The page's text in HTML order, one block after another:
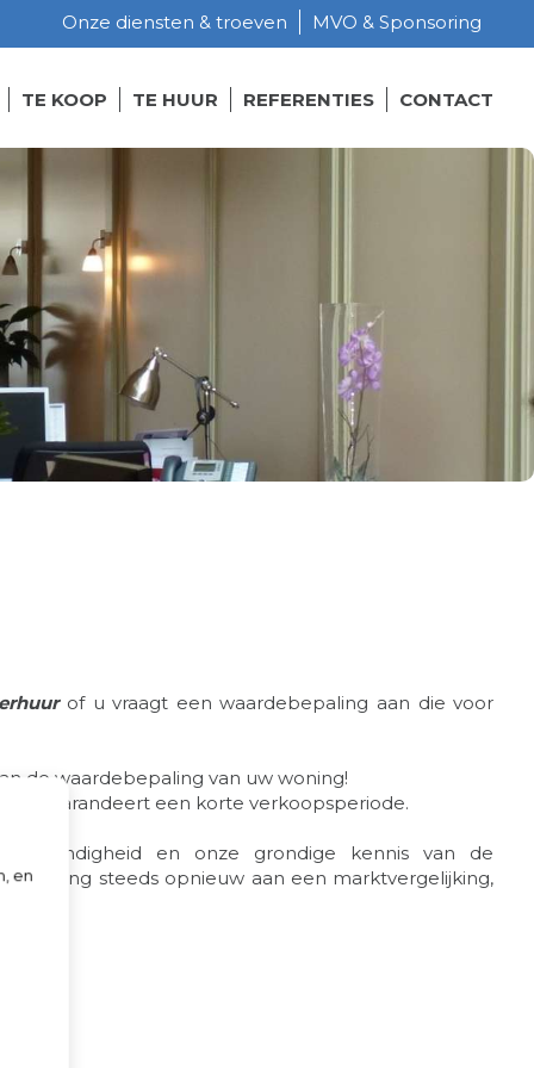
Onze diensten & troeven MVO & Sponsoring
TE KOOP TE HUUR REFERENTIES CONTACT
of u vraagt een waardebepaling aan die voor
de waardebepaling van uw woning!
dat garandeert een korte verkoopsperiode.
en onze grondige kennis van de
steeds opnieuw aan een marktvergelijking,
en